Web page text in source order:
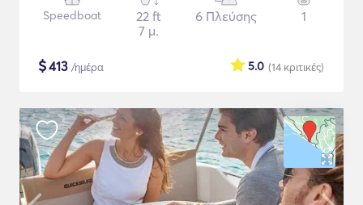
Speedboat
22 ft
7 μ.
6 Πλεύσης 1
$413 /ημέρα (14 κριτικές)
5.0